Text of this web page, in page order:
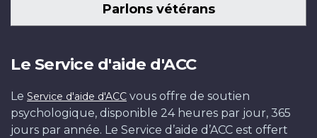
Parlons vétérans
Le Service d'aide d'ACC
Le Service d'aide d'ACC vous offre de soutien
psychologique, disponible 24 heures par jour, 365
jours par année. Le Service d’aide d’ACC est offert